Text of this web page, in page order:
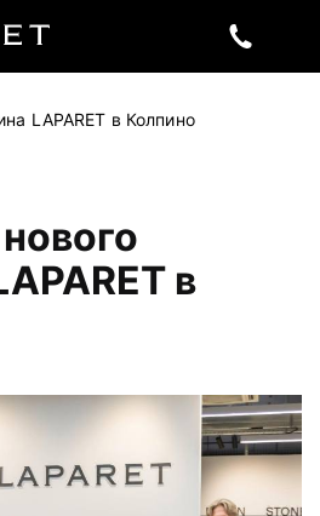
LAPARET в Колпино
в